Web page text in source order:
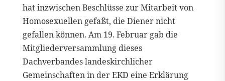
hat inzwischen Beschlüsse zur Mitarbeit von
Homosexuellen gefaßt, die Diener nicht
gefallen können. Am 19. Februar gab die
Mitgliederversammlung dieses
Dachverbandes landeskirchlicher
Gemeinschaften in der EKD eine Erklärung